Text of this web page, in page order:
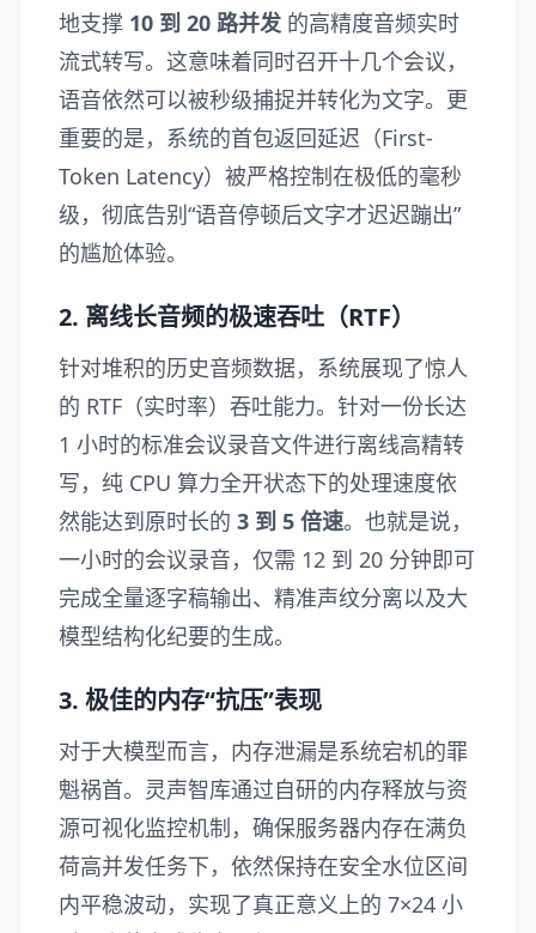
地支撑 10 到 20 路并发 的高精度音频实时
流式转写。这意味着同时召开十几个会议，
语音依然可以被秒级捕捉并转化为文字。更
重要的是，系统的首包返回延迟（First-
Token Latency）被严格控制在极低的毫秒
级，彻底告别“语音停顿后文字才迟迟蹦出”
的尴尬体验。
2. 离线长音频的极速吞吐（RTF）
针对堆积的历史音频数据，系统展现了惊人
的 RTF（实时率）吞吐能力。针对一份长达
1 小时的标准会议录音文件进行离线高精转
写，纯 CPU 算力全开状态下的处理速度依
然能达到原时长的 3 到 5 倍速。也就是说，
一小时的会议录音，仅需 12 到 20 分钟即可
完成全量逐字稿输出、精准声纹分离以及大
模型结构化纪要的生成。
3. 极佳的内存“抗压”表现
对于大模型而言，内存泄漏是系统宕机的罪
魁祸首。灵声智库通过自研的内存释放与资
源可视化监控机制，确保服务器内存在满负
荷高并发任务下，依然保持在安全水位区间
内平稳波动，实现了真正意义上的 7×24 小